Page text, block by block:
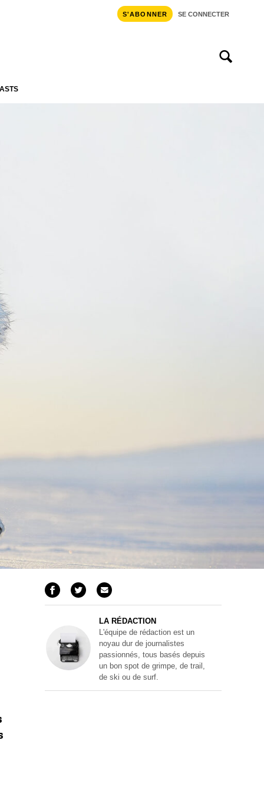
S'ABONNER SE CONNECTER
LA RÉDACTION
L'équipe de rédaction est un
noyau dur de journalistes
passionnés, tous basés depuis
un bon spot de grimpe, de trail,
de ski ou de surf.